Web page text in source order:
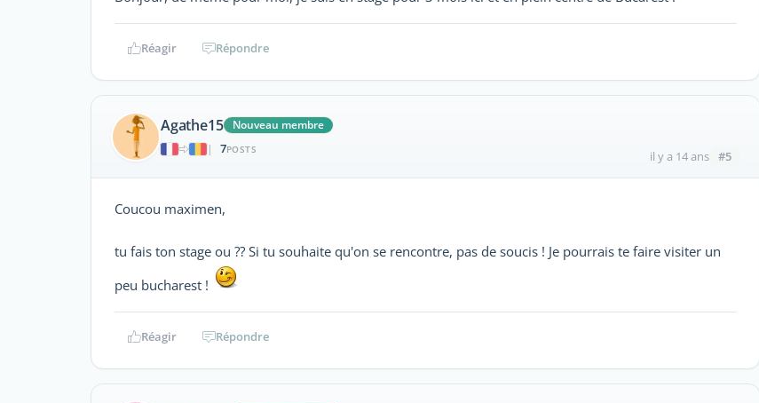
Réagir Répondre
Agathe15
Nouveau membre
|
7POSTS il y a 14 ans #5
Coucou maximen,
tu fais ton stage ou ?? Si tu souhaite qu'on se rencontre, pas de soucis ! Je pourrais te faire visiter un
peu bucharest !
Réagir Répondre